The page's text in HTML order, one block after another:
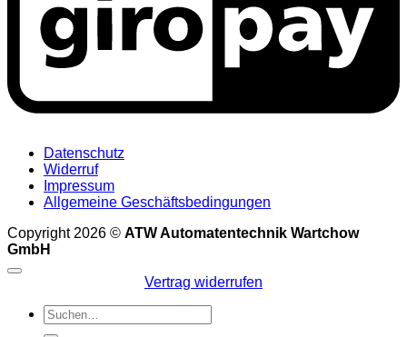
Datenschutz
Widerruf
Impressum
Allgemeine Geschäftsbedingungen
Copyright 2026 © ATW Automatentechnik Wartchow
GmbH
Vertrag widerrufen
Suchen
nach: